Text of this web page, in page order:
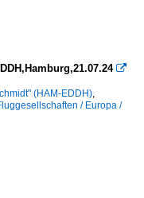

(HAM-EDDH),
/ Europa /